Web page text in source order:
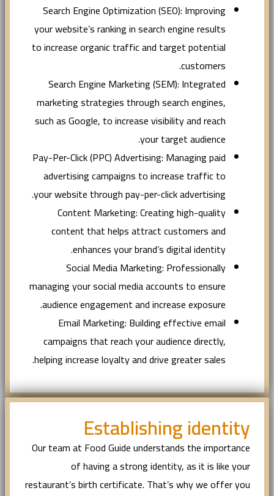
Search Engine Optimization (SEO): Improving
your website’s ranking in search engine results
to increase organic traffic and target potential
customers.
Search Engine Marketing (SEM): Integrated
marketing strategies through search engines,
such as Google, to increase visibility and reach
your target audience.
Pay-Per-Click (PPC) Advertising: Managing paid
advertising campaigns to increase traffic to
your website through pay-per-click advertising.
Content Marketing: Creating high-quality
content that helps attract customers and
enhances your brand’s digital identity.
Social Media Marketing: Professionally
managing your social media accounts to ensure
audience engagement and increase exposure.
Email Marketing: Building effective email
campaigns that reach your audience directly,
helping increase loyalty and drive greater sales.
Establishing identity
Our team at Food Guide understands the importance
of having a strong identity, as it is like your
restaurant’s birth certificate. That’s why we offer you